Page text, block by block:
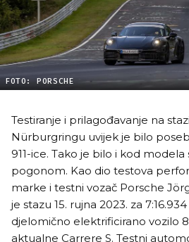
FOTO: PORSCHE
Testiranje i prilagođavanje na
Nürburgringu uvijek je bilo
911-ice. Tako je bilo i kod
pogonom. Kao dio testova
marke i testni vozač Porsche
je stazu 15. rujna 2023. za
djelomično elektrificirano vozilo
aktualne Carrere S. Testni